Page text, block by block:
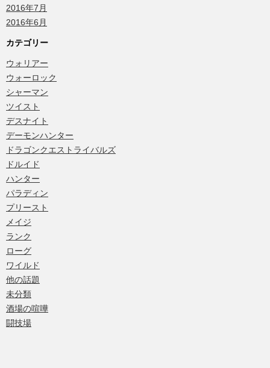
2016年7月
2016年6月
カテゴリー
ウォリアー
ウォーロック
シャーマン
ツイスト
デスナイト
デーモンハンター
ドラゴンクエストライバルズ
ドルイド
ハンター
パラディン
プリースト
メイジ
ランク
ローグ
ワイルド
他の話題
未分類
酒場の喧嘩
闘技場